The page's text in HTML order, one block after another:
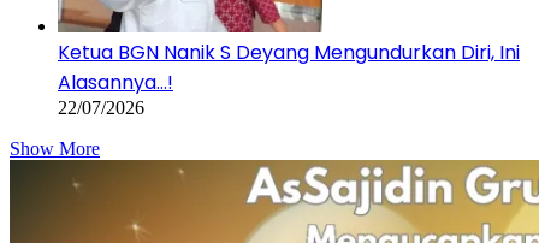
Ketua BGN Nanik S Deyang Mengundurkan Diri, Ini
Alasannya…!
22/07/2026
Show More